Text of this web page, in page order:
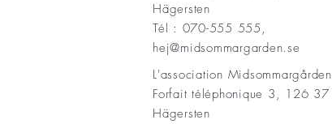
Hägersten
Tél : 070-555 555,
hej@midsommargarden.se
L'association Midsommargården
Forfait téléphonique 3, 126 37
Hägersten